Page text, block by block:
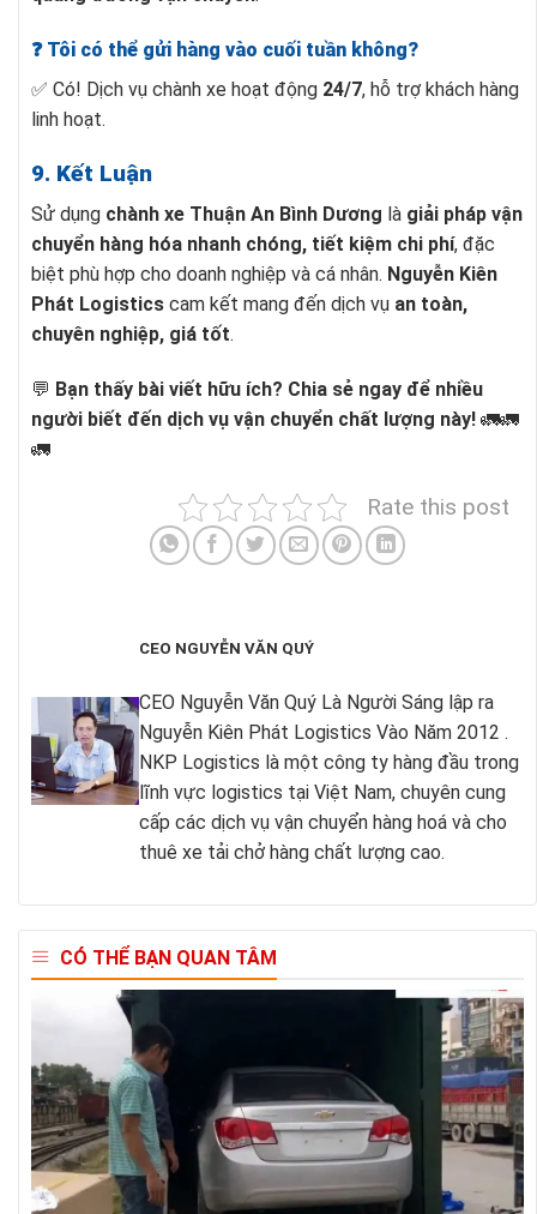
❓ Tôi có thể gửi hàng vào cuối tuần không?
✅ Có! Dịch vụ chành xe hoạt động 24/7, hỗ trợ khách hàng
linh hoạt.
9. Kết Luận
Sử dụng chành xe Thuận An Bình Dương là giải pháp vận
chuyển hàng hóa nhanh chóng, tiết kiệm chi phí, đặc
biệt phù hợp cho doanh nghiệp và cá nhân. Nguyễn Kiên
Phát Logistics cam kết mang đến dịch vụ an toàn,
chuyên nghiệp, giá tốt.
💬 Bạn thấy bài viết hữu ích? Chia sẻ ngay để nhiều
người biết đến dịch vụ vận chuyển chất lượng này! 🚛🚛
🚛
Rate this post
CEO NGUYỄN VĂN QUÝ
CEO Nguyễn Văn Quý Là Người Sáng lập ra
Nguyễn Kiên Phát Logistics Vào Năm 2012 .
NKP Logistics là một công ty hàng đầu trong
lĩnh vực logistics tại Việt Nam, chuyên cung
cấp các dịch vụ vận chuyển hàng hoá và cho
thuê xe tải chở hàng chất lượng cao.
CÓ THỂ BẠN QUAN TÂM